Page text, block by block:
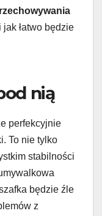
łatwo będzie
nią
perfekcyjnie
To nie tylko
stabilności
będzie źle
z